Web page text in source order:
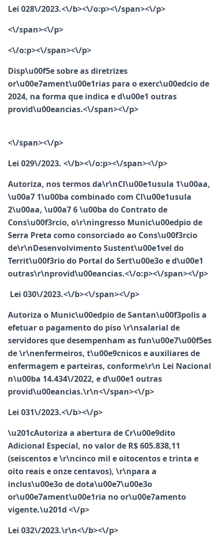
Lei 028\/2023.<\/b><\/o:p><\/span><\/p>
<\/span><\/p>
<\/o:p><\/span><\/p>
Disp\u00f5e sobre as diretrizes
or\u00e7ament\u00e1rias para o exerc\u00edcio de
2024, na forma que indica e d\u00e1 outras
provid\u00eancias.<\/span><\/p>
<\/span><\/p>
Lei 029\/2023. <\/b><\/o:p><\/span><\/p>
Autoriza, nos termos da\r\nCl\u00e1usula 1\u00aa,
\u00a7 1\u00ba combinado com Cl\u00e1usula
2\u00aa, \u00a7 6 \u00ba do Contrato de
Cons\u00f3rcio, o\r\ningresso Munic\u00edpio de
Serra Preta como consorciado ao Cons\u00f3rcio
de\r\nDesenvolvimento Sustent\u00e1vel do
Territ\u00f3rio do Portal do Sert\u00e3o e d\u00e1
outras\r\nprovid\u00eancias.<\/o:p><\/span><\/p>
Lei 030\/2023.<\/b><\/span><\/p>
Autoriza o Munic\u00edpio de Santan\u00f3polis a
efetuar o pagamento do piso \r\nsalarial de
servidores que desempenham as fun\u00e7\u00f5es
de \r\nenfermeiros, t\u00e9cnicos e auxiliares de
enfermagem e parteiras, conforme\r\n Lei Nacional
n\u00ba 14.434\/2022, e d\u00e1 outras
provid\u00eancias.\r\n<\/span><\/p>
Lei 031\/2023.<\/b><\/p>
\u201cAutoriza a abertura de Cr\u00e9dito
Adicional Especial, no valor de R$ 605.838,11
(seiscentos e \r\ncinco mil e oitocentos e trinta e
oito reais e onze centavos), \r\npara a
inclus\u00e3o de dota\u00e7\u00e3o
or\u00e7ament\u00e1ria no or\u00e7amento
vigente.\u201d <\/p>
Lei 032\/2023.\r\n<\/b><\/p>